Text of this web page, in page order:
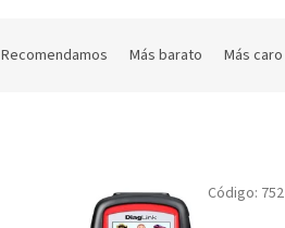
Recomendamos Más barato Más caro
Código: 752